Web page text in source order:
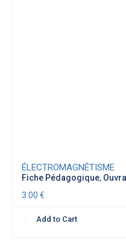
ÉLECTROMAGNÉTISME
Fiche Pédagogique,
3.00€
Add to Cart